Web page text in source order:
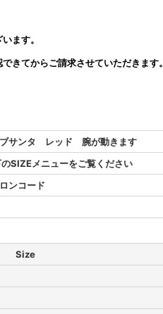
ます。
きてからご請求させていただきます。
ブサンタ レッド 腕が動きます
SIZEメニューをご覧ください
ンコード
Size